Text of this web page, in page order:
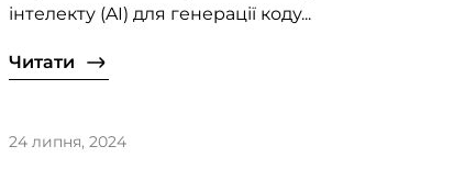
інтелекту (AI) для генерації коду...
Читати
24 липня, 2024